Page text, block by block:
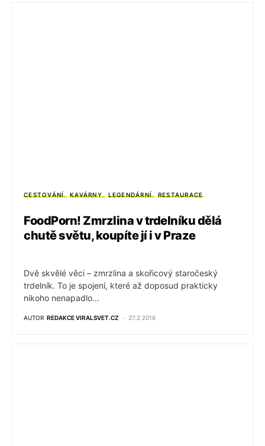
CESTOVÁNÍ KAVÁRNY LEGENDÁRNÍ RESTAURACE
FoodPorn! Zmrzlina v trdelníku dělá
chutě světu, koupíte jí i v Praze
Dvě skvělé věci – zmrzlina a skořicový staročeský
trdelník. To je spojení, které až doposud prakticky
nikoho nenapadlo…
AUTOR REDAKCE VIRALSVET.CZ 27.2.2016